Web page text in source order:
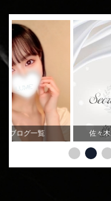
のブログ一覧 佐々